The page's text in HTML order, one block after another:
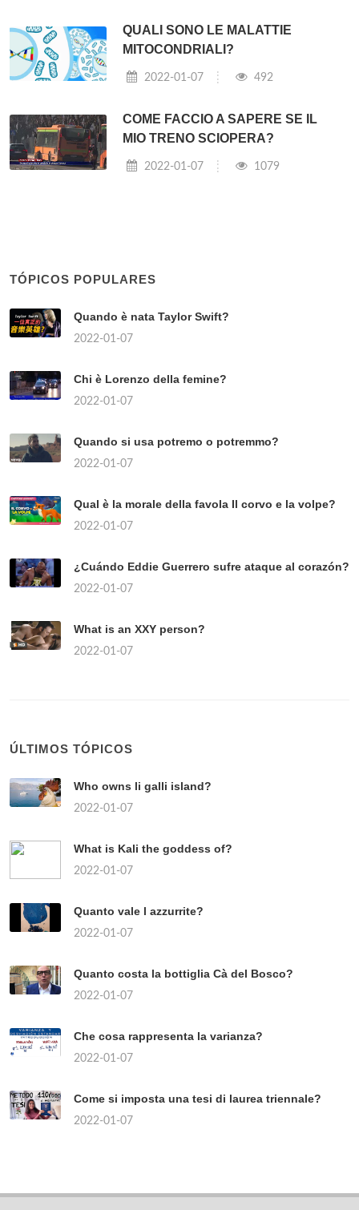
QUALI SONO LE MALATTIE
MITOCONDRIALI?
2022-01-07 492
COME FACCIO A SAPERE SE IL
MIO TRENO SCIOPERA?
2022-01-07 1079
TÓPICOS POPULARES
Quando è nata Taylor Swift?
2022-01-07
Chi è Lorenzo della femine?
2022-01-07
Quando si usa potremo o potremmo?
2022-01-07
Qual è la morale della favola Il corvo e la volpe?
2022-01-07
¿Cuándo Eddie Guerrero sufre ataque al corazón?
2022-01-07
What is an XXY person?
2022-01-07
ÚLTIMOS TÓPICOS
Who owns li galli island?
2022-01-07
What is Kali the goddess of?
2022-01-07
Quanto vale l azzurrite?
2022-01-07
Quanto costa la bottiglia Cà del Bosco?
2022-01-07
Che cosa rappresenta la varianza?
2022-01-07
Come si imposta una tesi di laurea triennale?
2022-01-07